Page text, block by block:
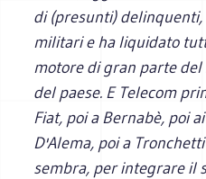
di (presunti) delinquenti,
militari e ha liquidato
motore di gran parte
del paese. E Telecom
Fiat, poi a Bernabè, poi
D'Alema, poi a
sembra, per integrare il